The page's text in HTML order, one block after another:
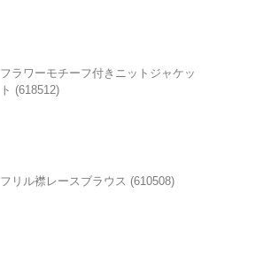
フラワーモチーフ付きニットジャケッ
ト (618512)
フリル襟レースブラウス (610508)